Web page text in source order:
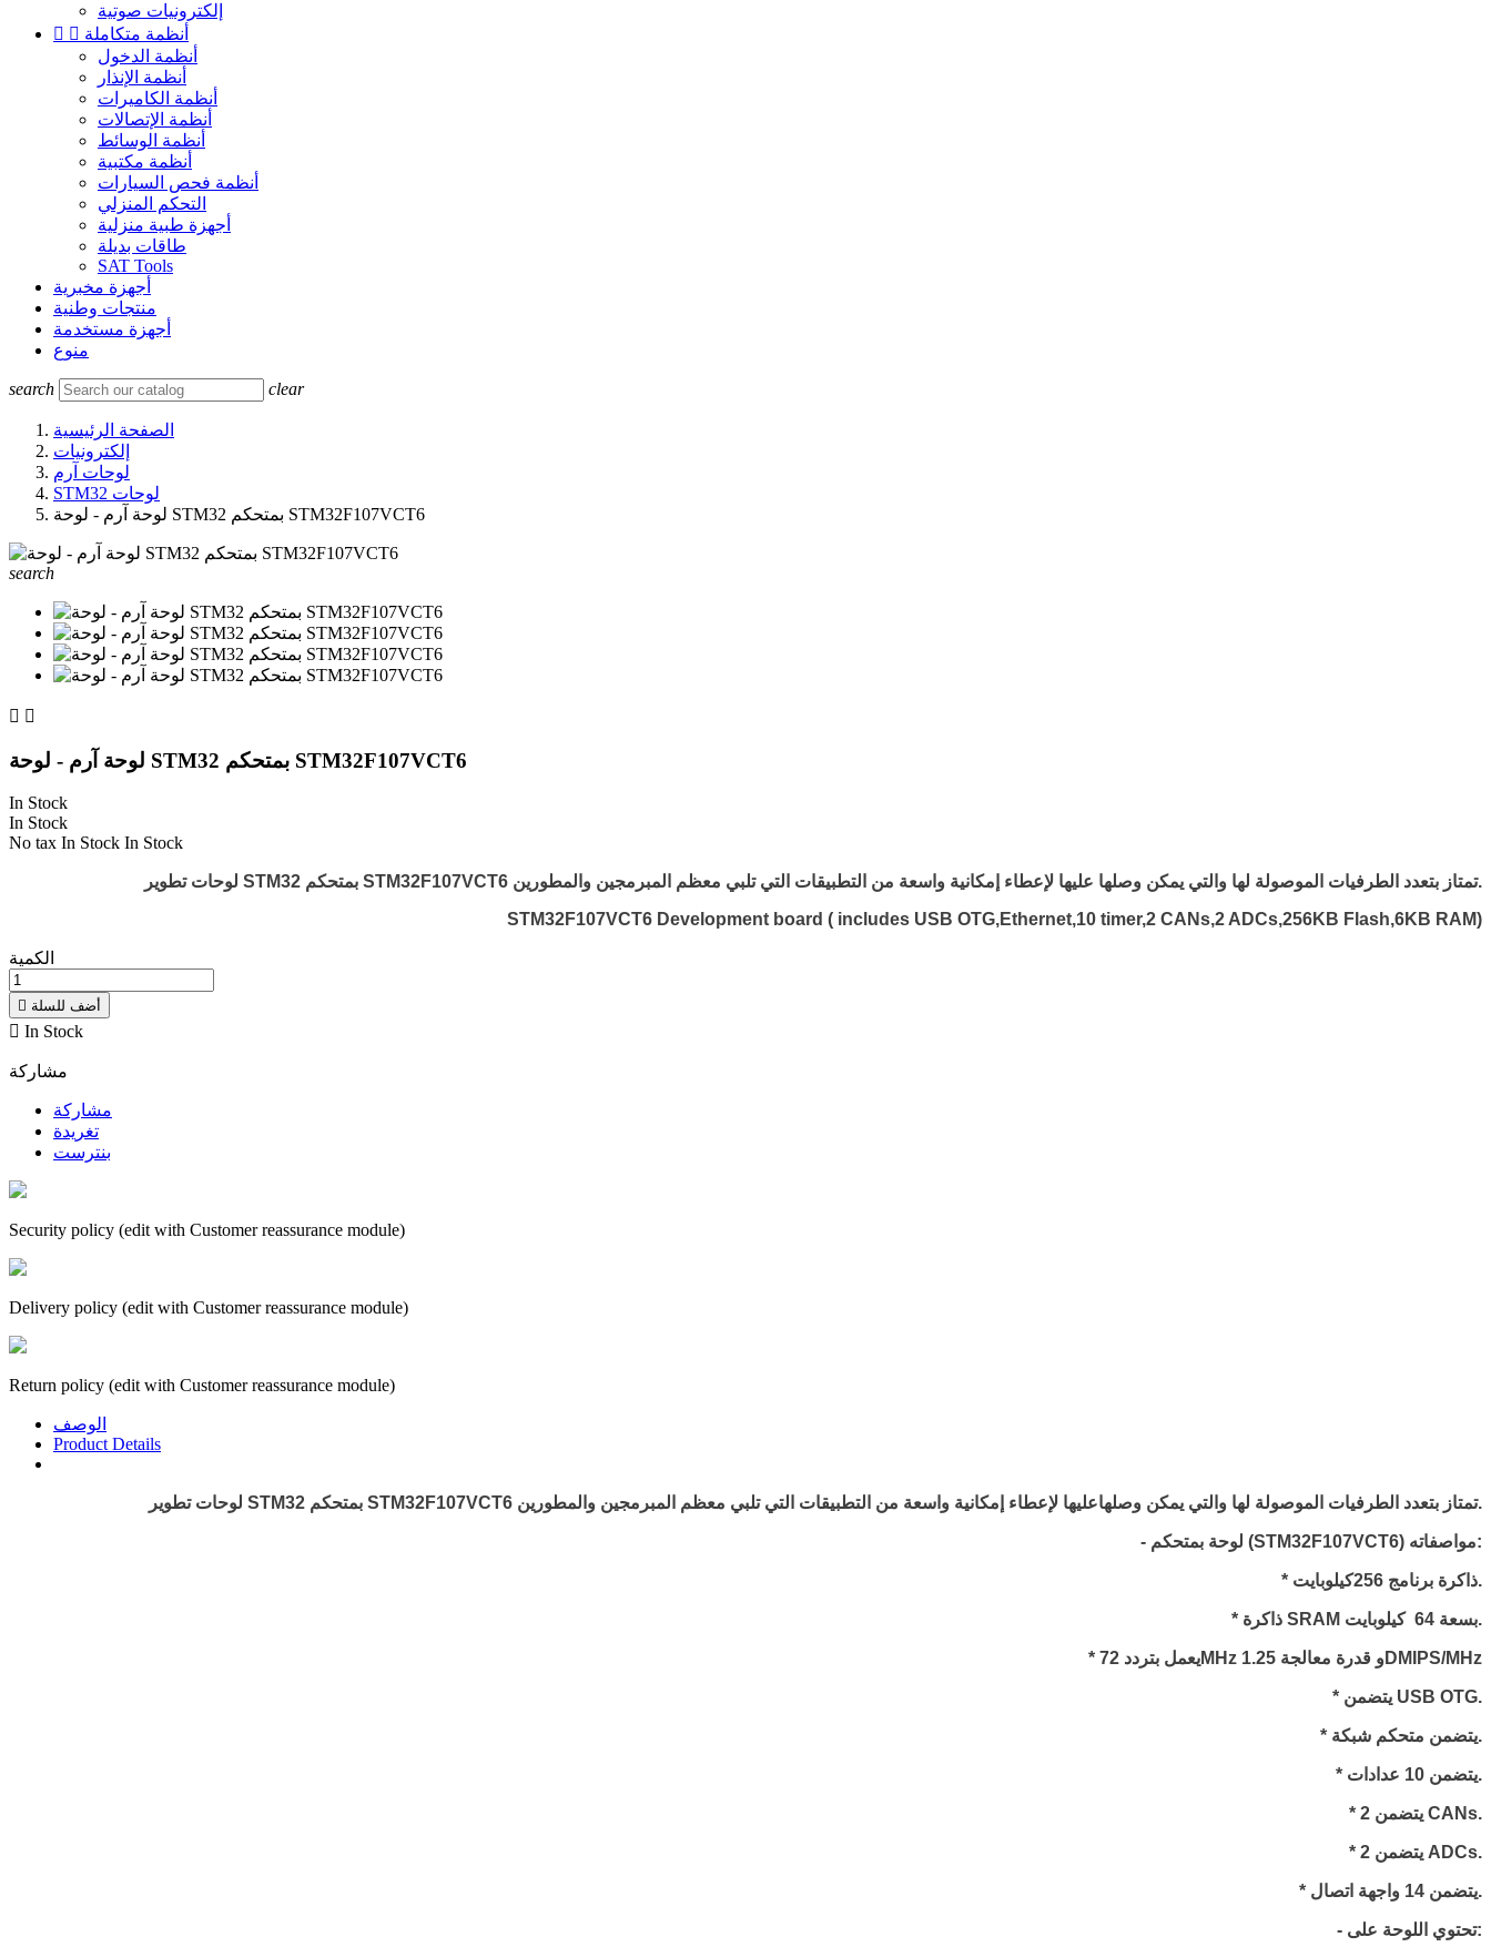
إلكترونيات صوتية
  أنظمة متكاملة
أنظمة الدخول
أنظمة الإنذار
أنظمة الكاميرات
أنظمة الإتصالات
أنظمة الوسائط
أنظمة مكتبية
أنظمة فحص السيارات
التحكم المنزلي
أجهزة طبية منزلية
طاقات بديلة
SAT Tools
أجهزة مخبرية
منتجات وطنية
أجهزة مستخدمة
منوع
search clear
الصفحة الرئيسية
إلكترونيات
لوحات آرم
STM32 لوحات
لوحة آرم - لوحة STM32 بمتحكم STM32F107VCT6
search
 
لوحة آرم - لوحة STM32 بمتحكم STM32F107VCT6
In Stock
In Stock
No tax In Stock In Stock
لوحات تطوير STM32 بمتحكم STM32F107VCT6
تمتاز بتعدد الطرفيات الموصولة لها والتي يمكن وصلها عليها لإعطاء إمكانية واسعة من التطبيقات التي تلبي معظم المبرمجين والمطورين.
STM32F107VCT6 Development board ( includes USB OTG,Ethernet,10 timer,2 CANs,2 ADCs,256KB Flash,6KB RAM)
الكمية
 أضف للسلة
 In Stock
مشاركة
مشاركة
تغريدة
بنترست
Security policy (edit with Customer reassurance module)
Delivery policy (edit with Customer reassurance module)
Return policy (edit with Customer reassurance module)
الوصف
Product Details
لوحات تطوير STM32 بمتحكم STM32F107VCT6 تمتاز بتعدد الطرفيات الموصولة لها والتي يمكن وصلهاعليها لإعطاء إمكانية واسعة من التطبيقات التي تلبي معظم المبرمجين والمطورين.
- لوحة بمتحكم (STM32F107VCT6) مواصفاته:
* ذاكرة برنامج 256كيلوبايت.
* ذاكرة SRAM بسعة 64 كيلوبايت.
* يعمل بتردد 72MHz و قدرة معالجة 1.25DMIPS/MHz
* يتضمن USB OTG.
* يتضمن متحكم شبكة.
* يتضمن 10 عدادات.
* يتضمن 2 CANs.
* يتضمن 2 ADCs.
* يتضمن 14 واجهة اتصال.
- تحتوي اللوحة على: